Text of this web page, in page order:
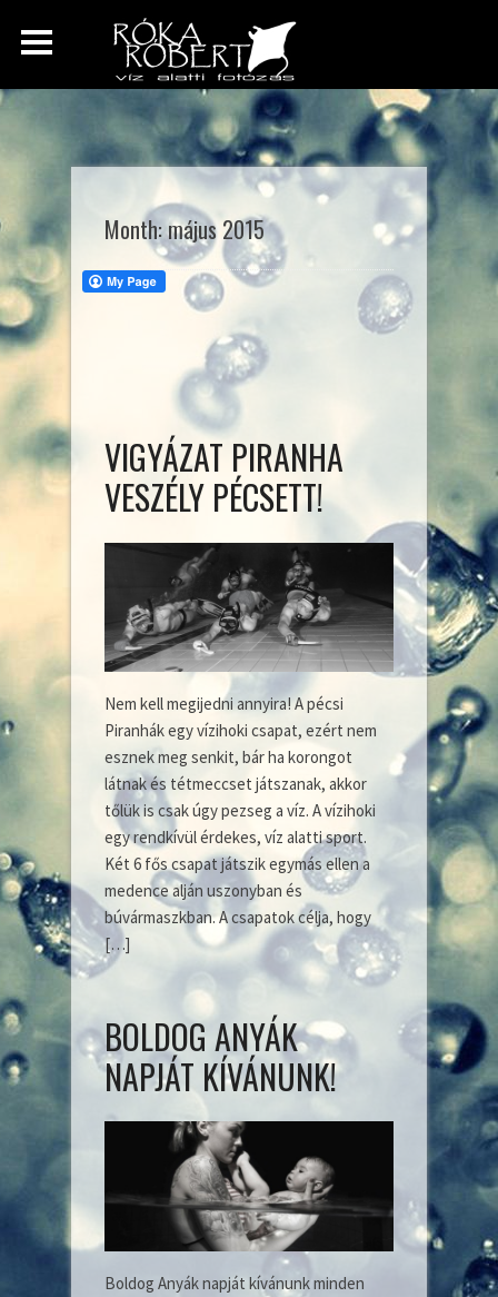
Month:május 2015
VIGYÁZAT PIRANHA
VESZÉLY PÉCSETT!
Nem kell megijedni annyira! A pécsi
Piranhák egy vízihoki csapat, ezért nem
esznek meg senkit, bár ha korongot
látnak és tétmeccset játszanak, akkor
tőlük is csak úgy pezseg a víz. A vízihoki
egy rendkívül érdekes, víz alatti sport.
Két 6 fős csapat játszik egymás ellen a
medence alján uszonyban és
búvármaszkban. A csapatok célja, hogy
[…]
BOLDOG ANYÁK
NAPJÁT KÍVÁNUNK!
Boldog Anyák napját kívánunk minden